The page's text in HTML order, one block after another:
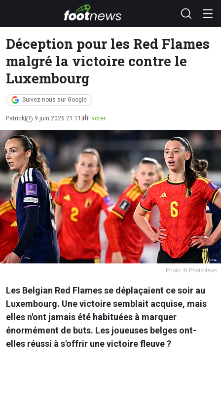
Déception pour les Red Flames
malgré la victoire contre le
Luxembourg
Suivez-nous sur Google
Patrick 9 juin 2026 21:11 voter
Photo: © PhotoNews
Les Belgian Red Flames se déplaçaient ce soir au
Luxembourg. Une victoire semblait acquise, mais
elles n'ont jamais été habituées à marquer
énormément de buts. Les joueuses belges ont-
elles réussi à s'offrir une victoire fleuve ?